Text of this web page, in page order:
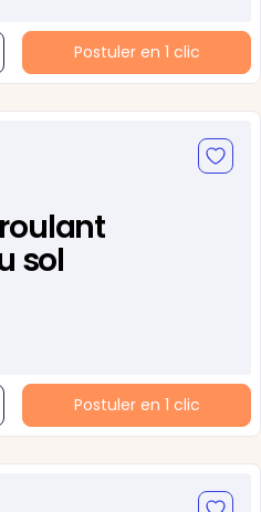
Postuler en 1 clic
sol
Postuler en 1 clic